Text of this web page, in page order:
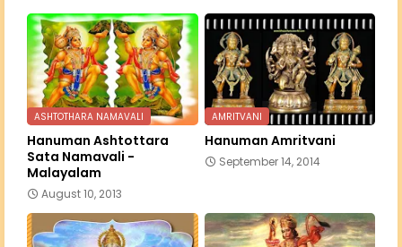
ASHTOTHARA NAMAVALI
Hanuman Ashtottara
Sata Namavali -
Malayalam
August 10, 2013
AMRITVANI
Hanuman Amritvani
September 14, 2014